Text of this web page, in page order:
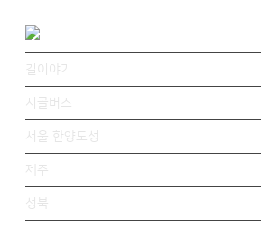
길이야기
시골버스
서울 한양도성
제주
성북